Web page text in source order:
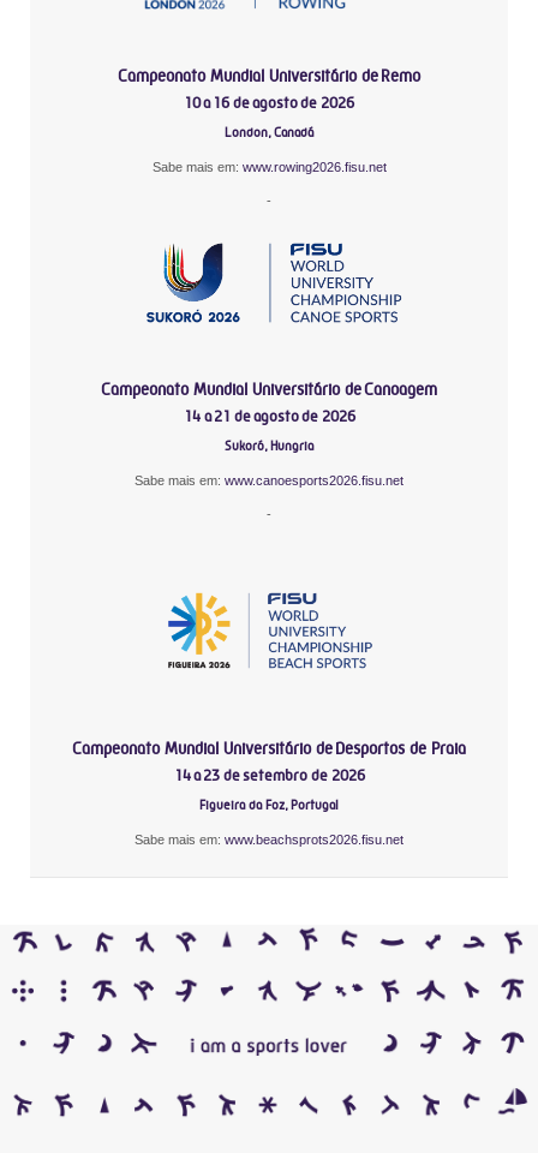
Campeonato Mundial Universitário de Remo
10 a 16 de agosto de 2026
London, Canadá
Sabe mais em: www.rowing2026.fisu.net
-
Campeonato Mundial Universitário de Canoagem
14 a 21 de agosto de 2026
Sukoró, Hungria
Sabe mais em: www.canoesports2026.fisu.net
-
Campeonato Mundial Universitário de Desportos de Praia
14 a 23 de setembro de 2026
Figueira da Foz, Portugal
Sabe mais em: www.beachsprots2026.fisu.net